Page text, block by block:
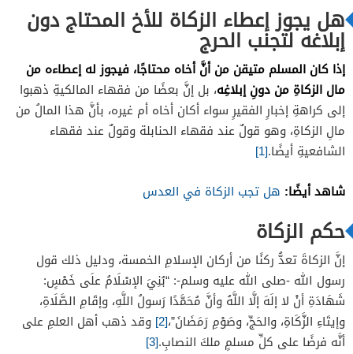
هل يجوز إعطاء الزكاة للأخ المحتاج دون
إبلاغه لتجنب الحرج
إذا كان المسلم متيقن من أنَّ أخاه محتاجًا، فيجوز له إعطاءه من
مال الزكاةِ من دونِ إبلاغِه، بل إنَّ بعضًا من فقهاء المالكيةِ ذهبوا
إلى كراهةِ إخبارِ الفقيرِ سواء أكان أخاه أم غيره، بأنَّ هذا المالُ من
مالِ الزكاةِ، وهو قولٌ عند فقهاء الحنابلة وقولٌ عند فقهاء
الشافعيةِ أيضًا.[1]
شاهد أيضًا: هل تجب الزكاة في العدس
حكم الزكاة
إنَّ الزكاةَ تعدُّ ركنًا من أركان الإسلامِ الخمسة، ودليل ذلك قول
رسول الله -صلى الله عليه وسلم-: “بُنِيَ الإسْلَامُ علَى خَمْسٍ:
شَهَادَةِ أنْ لا إلَهَ إلَّا اللَّهُ وأنَّ مُحَمَّدًا رَسولُ اللَّهِ، وإقَامِ الصَّلَاةِ،
وإيتَاءِ الزَّكَاةِ، والحَجِّ، وصَوْمِ رَمَضَانَ”،[2]
وقد ذهب أهل العلمِ على
أنَّه فرضًا على كلِّ مسلمٍ ملكَ النصابِ.[3]